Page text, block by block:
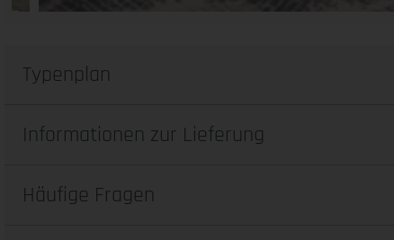
Typenplan
Informationen zur Lieferung
Häufige Fragen